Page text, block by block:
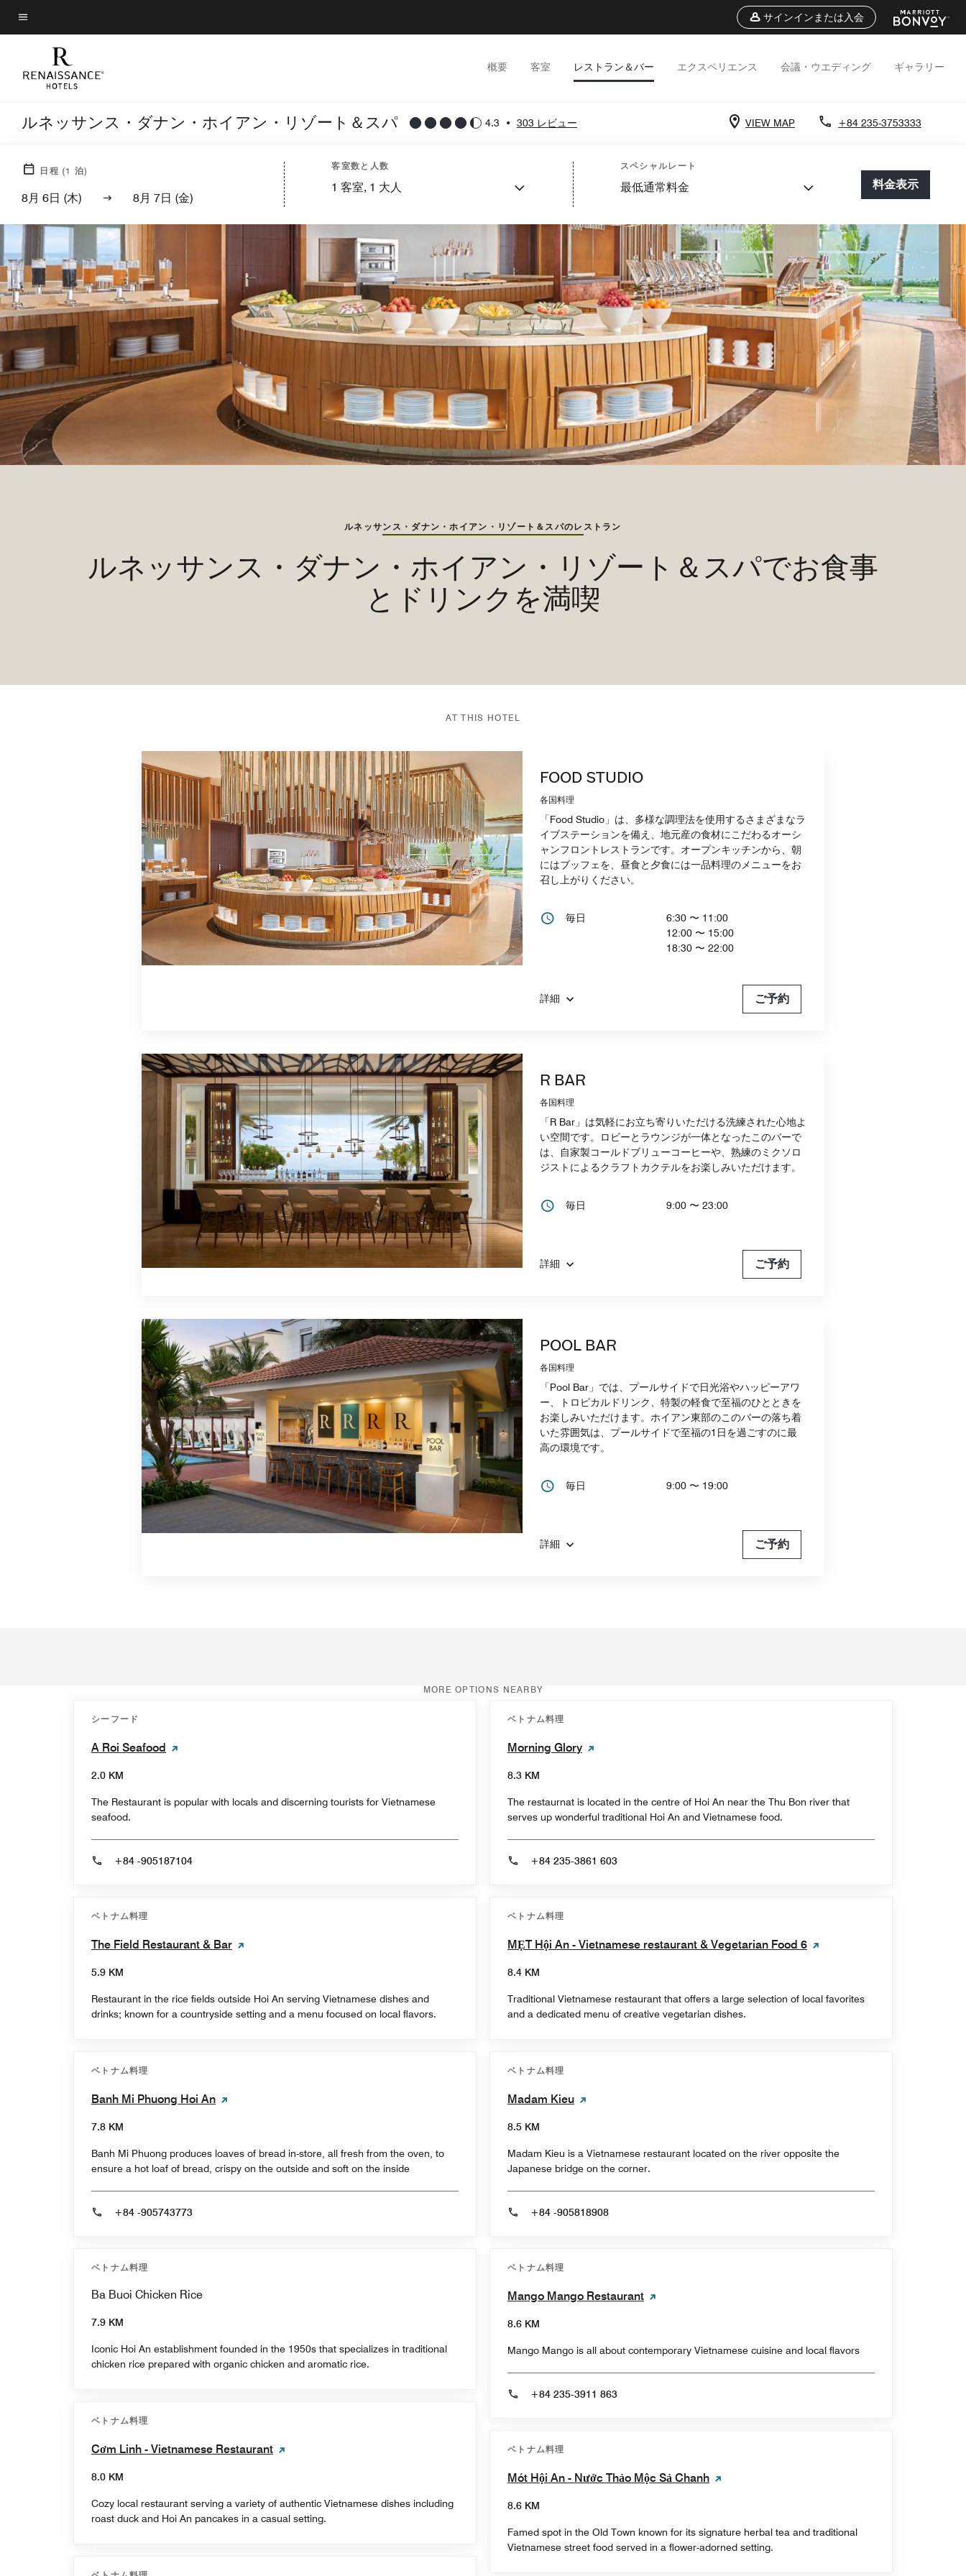
Skip
to
content
メニューのテキスト
サインインまたは入会
概要 客室 レストラン＆バー エクスペリエンス 会議・ウエディング ギャラリー
ルネッサンス・ダナン・ホイアン・リゾート＆スパ 4.3 • 303 レビュー VIEW MAP +84 235-3753333
日程 (1 泊)
8月 6日 (木) 8月 7日 (金)
客室数と人数
1 客室, 1 大人
スペシャルレート
最低通常料金 料金表示
ルネッサンス・ダナン・ホイアン・リゾート＆スパのレストラン
ルネッサンス・ダナン・ホイアン・リゾート＆スパでお食事
とドリンクを満喫
AT THIS HOTEL
FOOD STUDIO
各国料理
「Food Studio」は、多様な調理法を使用するさまざまなラ
イブステーションを備え、地元産の食材にこだわるオーシ
ャンフロントレストランです。オープンキッチンから、朝
にはブッフェを、昼食と夕食には一品料理のメニューをお
召し上がりください。
毎日
6:30 〜 11:00
12:00 〜 15:00
18:30 〜 22:00
詳細 ご予約
R BAR
各国料理
「R Bar」は気軽にお立ち寄りいただける洗練された心地よ
い空間です。ロビーとラウンジが一体となったこのバーで
は、自家製コールドブリューコーヒーや、熟練のミクソロ
ジストによるクラフトカクテルをお楽しみいただけます。
毎日 9:00 〜 23:00
詳細 ご予約
POOL BAR
各国料理
「Pool Bar」では、プールサイドで日光浴やハッピーアワ
ー、トロピカルドリンク、特製の軽食で至福のひとときを
お楽しみいただけます。ホイアン東部のこのバーの落ち着
いた雰囲気は、プールサイドで至福の1日を過ごすのに最
高の環境です。
毎日 9:00 〜 19:00
詳細 ご予約
MORE OPTIONS NEARBY
シーフード
A Roi Seafood
2.0 KM
The Restaurant is popular with locals and discerning tourists for Vietnamese
seafood.
+84 -905187104
ベトナム料理
The Field Restaurant & Bar
5.9 KM
Restaurant in the rice fields outside Hoi An serving Vietnamese dishes and
drinks; known for a countryside setting and a menu focused on local flavors.
ベトナム料理
Banh Mi Phuong Hoi An
7.8 KM
Banh Mi Phuong produces loaves of bread in-store, all fresh from the oven, to
ensure a hot loaf of bread, crispy on the outside and soft on the inside
+84 -905743773
ベトナム料理
Ba Buoi Chicken Rice
7.9 KM
Iconic Hoi An establishment founded in the 1950s that specializes in traditional
chicken rice prepared with organic chicken and aromatic rice.
ベトナム料理
Cơm Linh - Vietnamese Restaurant
8.0 KM
Cozy local restaurant serving a variety of authentic Vietnamese dishes including
roast duck and Hoi An pancakes in a casual setting.
ベトナム料理
Morning Glory
8.3 KM
The restaurnat is located in the centre of Hoi An near the Thu Bon river that
serves up wonderful traditional Hoi An and Vietnamese food.
+84 235-3861 603
ベトナム料理
MẸT Hội An - Vietnamese restaurant & Vegetarian Food 6
8.4 KM
Traditional Vietnamese restaurant that offers a large selection of local favorites
and a dedicated menu of creative vegetarian dishes.
ベトナム料理
Madam Kieu
8.5 KM
Madam Kieu is a Vietnamese restaurant located on the river opposite the
Japanese bridge on the corner.
+84 -905818908
ベトナム料理
Mango Mango Restaurant
8.6 KM
Mango Mango is all about contemporary Vietnamese cuisine and local flavors
+84 235-3911 863
ベトナム料理
Mót Hội An - Nước Thảo Mộc Sả Chanh
8.6 KM
Famed spot in the Old Town known for its signature herbal tea and traditional
Vietnamese street food served in a flower-adorned setting.